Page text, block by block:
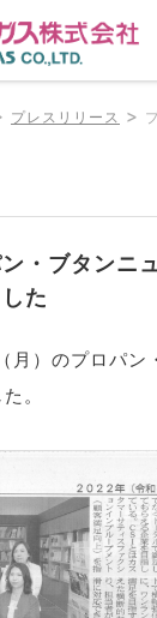
プレスリリース >
・ブタンニ
た
）のプロパン
。